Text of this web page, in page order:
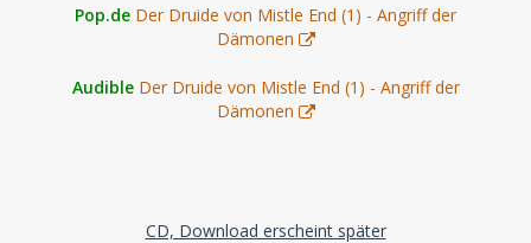
Pop.de Der Druide von Mistle End (1) - Angriff der
Dämonen
Audible Der Druide von Mistle End (1) - Angriff der
Dämonen
CD, Download erscheint später